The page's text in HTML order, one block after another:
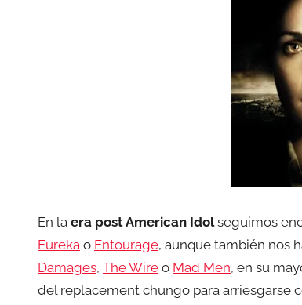
En la era post American Idolseguimos
Eureka o Entourage, aunque también nos
Damages, The Wire o Mad Men, en su
del replacement chungo para arriesgarse